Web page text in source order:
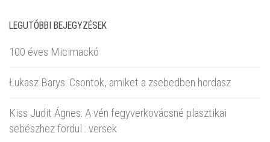
LEGUTÓBBI BEJEGYZÉSEK
100 éves Micimackó
Łukasz Barys: Csontok, amiket a zsebedben hordasz
Kiss Judit Ágnes: A vén fegyverkovácsné plasztikai
sebészhez fordul : versek